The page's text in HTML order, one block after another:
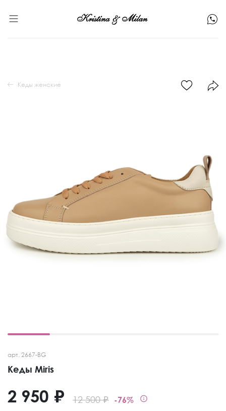
арт. 2667-BG
Кеды Miris
12 500 ₽ -76%
2 950 ₽
Кеды женские